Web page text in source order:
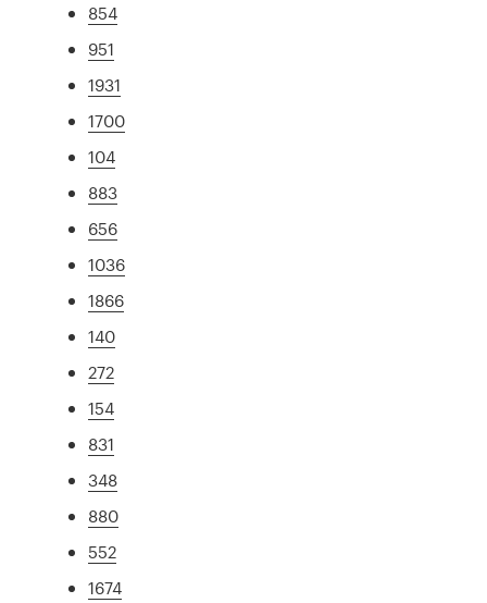
854
951
1931
1700
104
883
656
1036
1866
140
272
154
831
348
880
552
1674